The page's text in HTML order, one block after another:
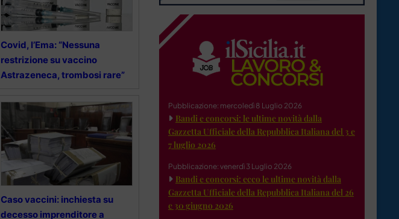
Covid, l’Ema: “Nessuna
restrizione su vaccino
Astrazeneca, trombosi rare”
Caso vaccini: inchiesta su
decesso imprenditore a
Pubblicazione: mercoledì 8 Luglio 2026
Bandi e concorsi: le ultime novità dalla
Gazzetta Ufficiale della Repubblica Italiana del 3 e
7 luglio 2026
Pubblicazione: venerdì 3 Luglio 2026
Bandi e concorsi: ecco le ultime novità dalla
Gazzetta Ufficiale della Repubblica Italiana del 26
e 30 giugno 2026